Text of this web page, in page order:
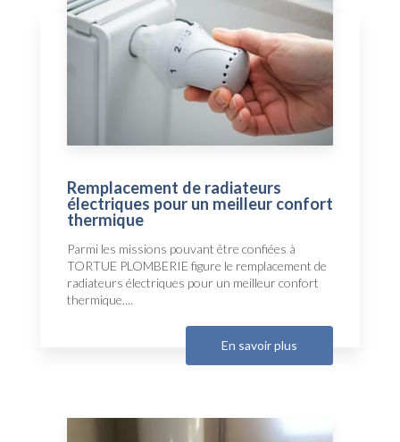
Remplacement de radiateurs
électriques pour un meilleur confort
thermique
Parmi les missions pouvant être confiées à
TORTUE PLOMBERIE figure le remplacement de
radiateurs électriques pour un meilleur confort
thermique....
En savoir plus